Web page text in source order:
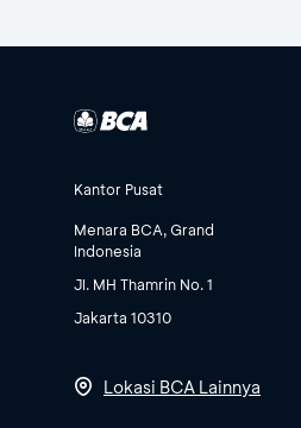
Kantor Pusat
Menara BCA, Grand
Indonesia
Jl. MH Thamrin No. 1
Jakarta 10310
Lokasi BCA Lainnya